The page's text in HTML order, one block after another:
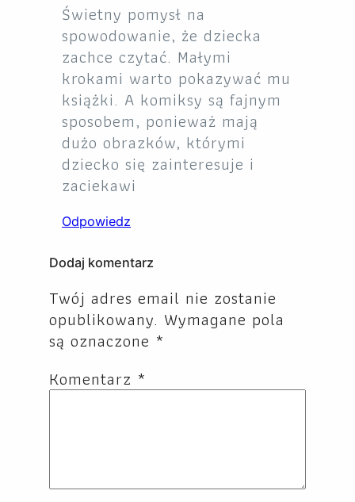
Świetny pomysł na
spowodowanie, że dziecka
zachce czytać. Małymi
krokami warto pokazywać mu
książki. A komiksy są fajnym
sposobem, ponieważ mają
dużo obrazków, którymi
dziecko się zainteresuje i
zaciekawi
Odpowiedz
Dodaj komentarz
Twój adres email nie zostanie
opublikowany. Wymagane pola
są oznaczone *
Komentarz *